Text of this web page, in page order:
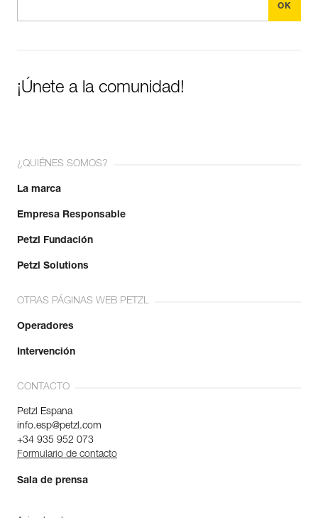
¡Únete a la comunidad!
¿QUIÉNES SOMOS?
La marca
Empresa Responsable
Petzl Fundación
Petzl Solutions
OTRAS PÁGINAS WEB PETZL
Operadores
Intervención
CONTACTO
Petzl Espana
info.esp@petzl.com
+34 935 952 073
Formulario de contacto
Sala de prensa